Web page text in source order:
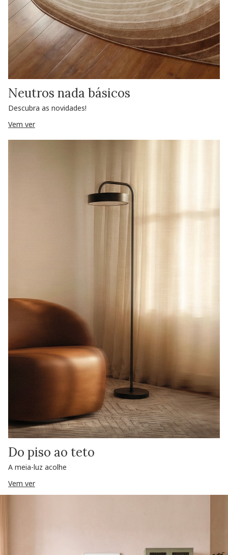
Neutros nada básicos
Descubra as novidades!
Vem ver
Do piso ao teto
A meia-luz acolhe
Vem ver